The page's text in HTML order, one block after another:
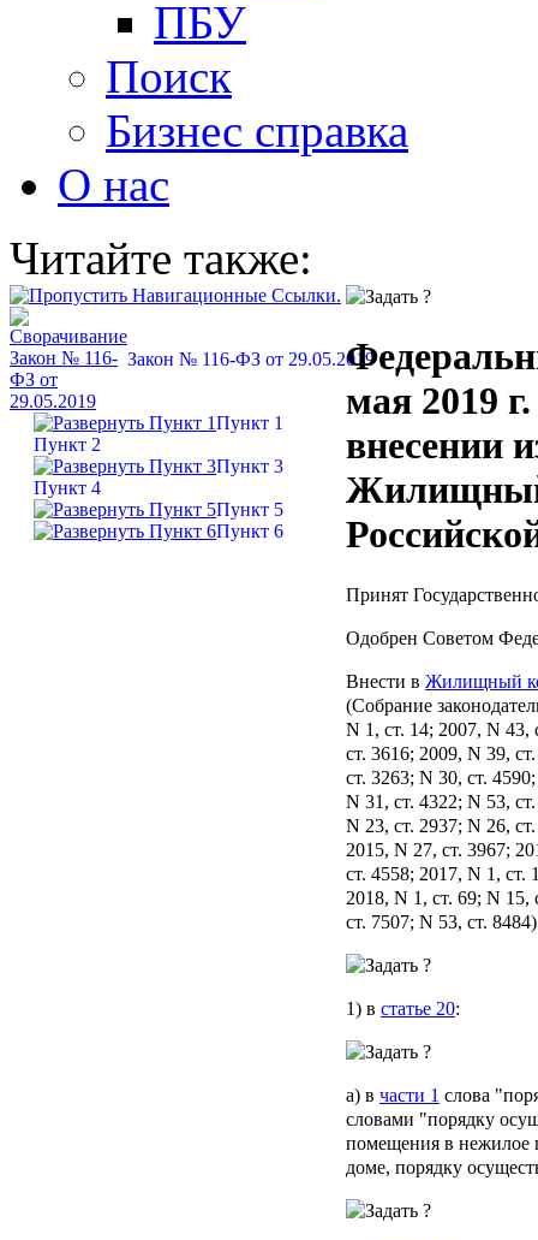
ПБУ
Поиск
Бизнес справка
О нас
Читайте также:
Закон № 116-ФЗ от 29.05.2019
Пункт 1
Пункт 2
Пункт 3
Пункт 4
Пункт 5
Пункт 6
мая 2019
внесении
Принят
Одобрен Советом
Внести в Жилищный
(Собрание
N 1, ст. 14; 2007, N 43,
ст. 3616; 2009, N 39,
ст. 3263; N 30, ст.
N 31, ст. 4322; N 53,
N 23, ст. 2937; N 26,
2015, N 27, ст. 3967;
ст. 4558; 2017, N 1, ст.
2018, N 1, ст. 69; N 15,
ст. 7507; N 53, ст.
1) в статье 20:
а) в части 1 слова
словами "порядку
помещения в нежилое
доме, порядку